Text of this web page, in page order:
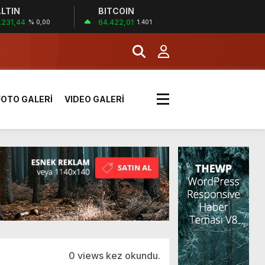
% 0,00
BITCOIN
64.422,01 1.401
yük kazaya neden oldu
paylaştı
GALERİ VIDEO GALERİ
0 views kez okundu.